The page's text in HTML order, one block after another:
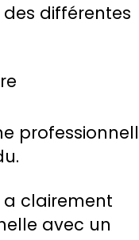
différentes
a clairement
avec un